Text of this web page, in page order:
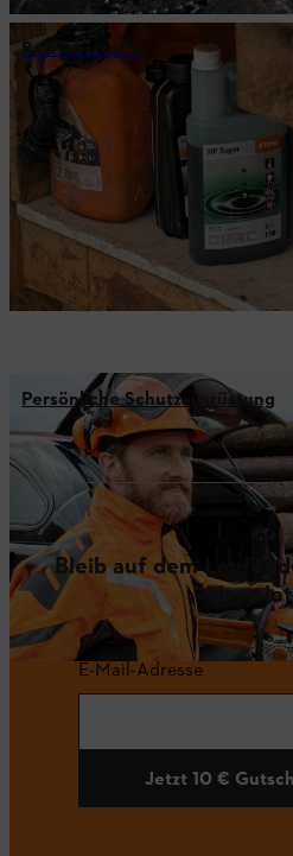
Betriebsstoffe
Persönliche Schutzausrüstung
Bleib auf dem
E-Mail-Adresse
Jetzt 10 €